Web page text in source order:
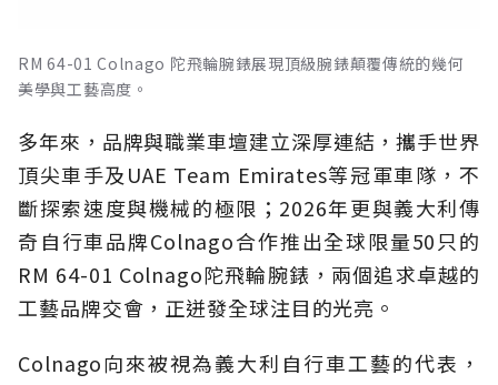
RM 64-01 Colnago 陀飛輪腕錶展現頂級腕錶顛覆傳統的幾何
美學與工藝高度。
多年來，品牌與職業車壇建立深厚連結，攜手世界
頂尖車手及UAE Team Emirates等冠軍車隊，不
斷探索速度與機械的極限；2026年更與義大利傳
奇自行車品牌Colnago合作推出全球限量50只的
RM 64-01 Colnago陀飛輪腕錶，兩個追求卓越的
工藝品牌交會，正迸發全球注目的光亮。
Colnago向來被視為義大利自行車工藝的代表，